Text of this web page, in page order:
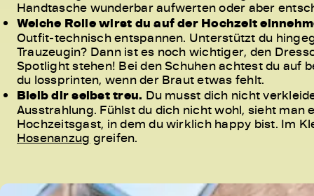
Handtasche wunderbar aufwerten oder aber
Welche Rolle wirst du auf der Hochzeit
Outfit-technisch entspannen. Unterstützt du
Trauzeugin? Dann ist es noch wichtiger, den
Spotlight stehen! Bei den Schuhen achtest du auf
du lossprinten, wenn der Braut etwas fehlt.
Bleib dir selbst treu. Du musst dich nicht
Ausstrahlung. Fühlst du dich nicht wohl, sieht
Hochzeitsgast, in dem du wirklich happy bist. Im
Hosenanzug greifen.